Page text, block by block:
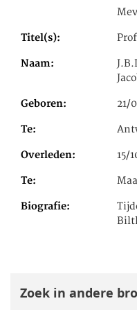
Titel(s)
Naam
Geboren 21/
Te
Overleden 15/
Te
Biografie
Zoek in andere